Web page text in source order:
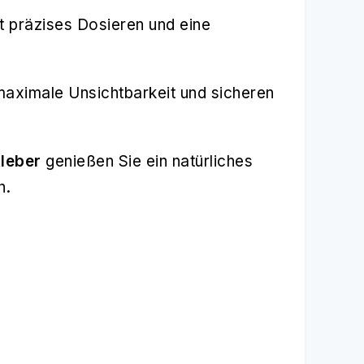
Dosieren und eine
Unsichtbarkeit und sicheren
genießen Sie ein natürliches